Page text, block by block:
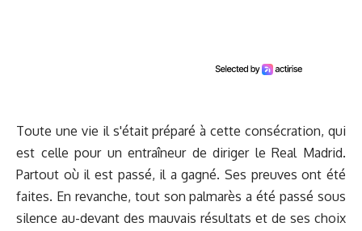
Toute une vie il s'était préparé à cette consécration, qui
est celle pour un entraîneur de diriger le Real Madrid.
Partout où il est passé, il a gagné. Ses preuves ont été
faites. En revanche, tout son palmarès a été passé sous
silence au-devant des mauvais résultats et de ses choix